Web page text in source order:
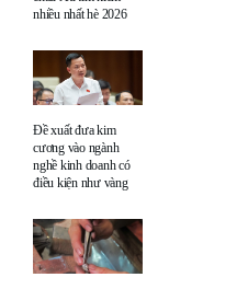
nhiều nhất hè 2026
Đề xuất đưa kim
cương vào ngành
nghề kinh doanh có
điều kiện như vàng